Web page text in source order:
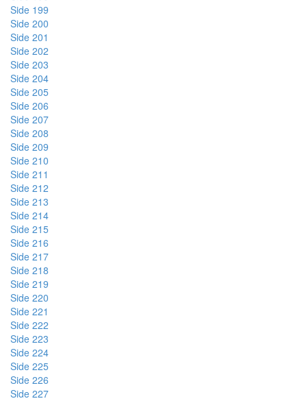
Side 199
Side 200
Side 201
Side 202
Side 203
Side 204
Side 205
Side 206
Side 207
Side 208
Side 209
Side 210
Side 211
Side 212
Side 213
Side 214
Side 215
Side 216
Side 217
Side 218
Side 219
Side 220
Side 221
Side 222
Side 223
Side 224
Side 225
Side 226
Side 227